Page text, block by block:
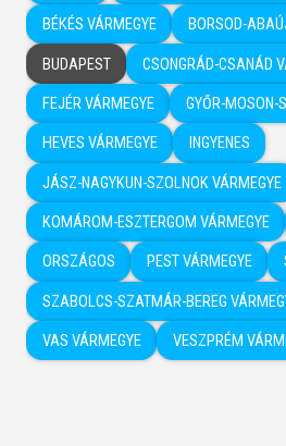
BÉKÉS VÁRMEGYE BORSOD-
BUDAPEST CSONGRÁD-CSANÁD
FEJÉR VÁRMEGYE GYŐR-MOSON-
HEVES VÁRMEGYE INGYENES
JÁSZ-NAGYKUN-SZOLNOK VÁRMEGYE
KOMÁROM-ESZTERGOM VÁRMEGYE
ORSZÁGOS PEST VÁRMEGYE
SZABOLCS-SZATMÁR-BEREG
VAS VÁRMEGYE VESZPRÉM